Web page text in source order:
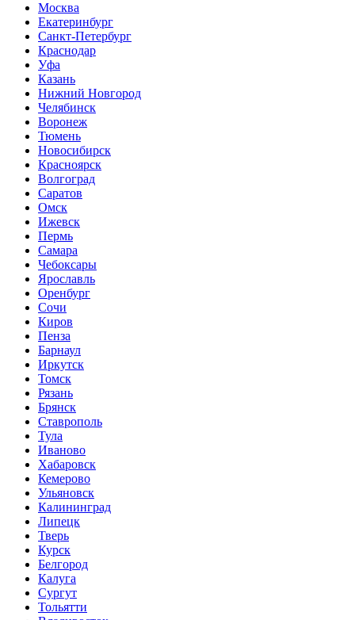
Москва
Екатеринбург
Санкт-Петербург
Краснодар
Уфа
Казань
Нижний Новгород
Челябинск
Воронеж
Тюмень
Новосибирск
Красноярск
Волгоград
Саратов
Омск
Ижевск
Пермь
Самара
Чебоксары
Ярославль
Оренбург
Сочи
Киров
Пенза
Барнаул
Иркутск
Томск
Рязань
Брянск
Ставрополь
Тула
Иваново
Хабаровск
Кемерово
Ульяновск
Калининград
Липецк
Тверь
Курск
Белгород
Калуга
Сургут
Тольятти